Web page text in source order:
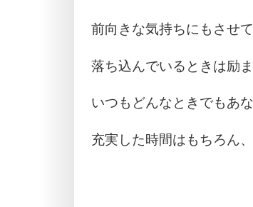
前向きな気持ちにもさせて
落ち込んでいるときは励
いつもどんなときでもあ
充実した時間はもちろん